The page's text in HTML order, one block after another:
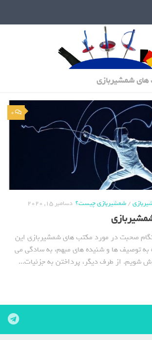
شمشیربازی
0
/شمشیربازی چیست؟ دسامبر 15, 2020
صحبت در مورد مکتب های شمشیربازی این
توصیف ها و شنیده های مبهم، به سادگی می
شویم. از طرف دیگر، پرداختن به جزئیات...